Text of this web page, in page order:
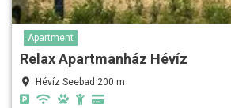
Apartment
Relax Apartmanház Hévíz
Hévíz Seebad 200 m